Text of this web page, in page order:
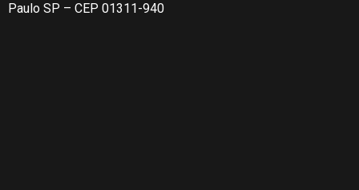
Paulo SP – CEP 01311-940